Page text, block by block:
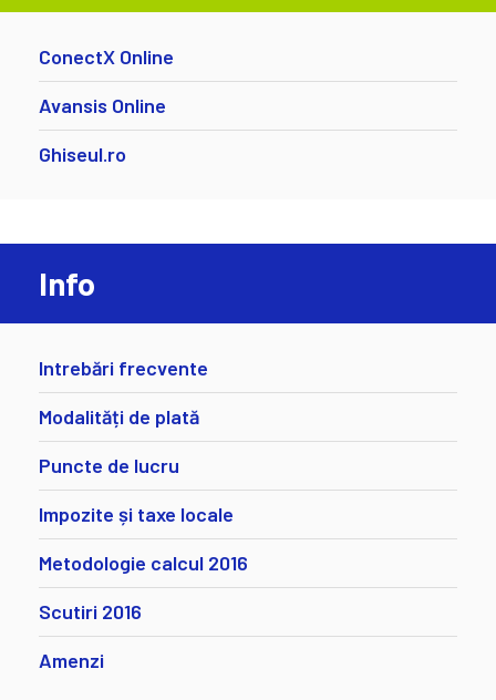
ConectX Online
Avansis Online
Ghiseul.ro
Info
Intrebări frecvente
Modalități de plată
Puncte de lucru
Impozite și taxe locale
Metodologie calcul 2016
Scutiri 2016
Amenzi